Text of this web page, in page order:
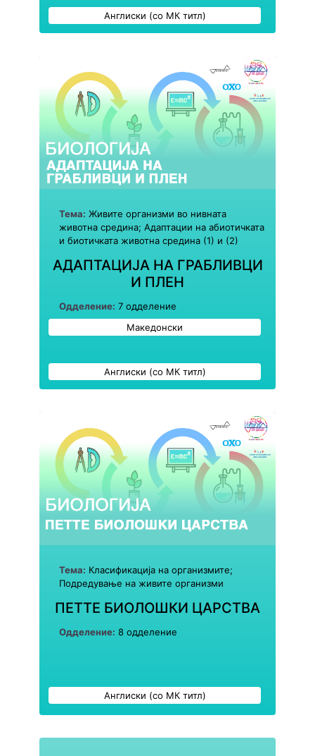
Англиски (со МК титл)
Тема: Живите организми во нивната
животна средина; Адаптации на абиотичката
и биотичката животна средина (1) и (2)
АДАПТАЦИЈА НА ГРАБЛИВЦИ
И ПЛЕН
Одделение: 7 одделение
Англиски (со МК титл)
Македонски
Тема: Класификација на организмите;
Подредување на живите организми
ПЕТТЕ БИОЛОШКИ ЦАРСТВА
Одделение: 8 одделение
Англиски (со МК титл)